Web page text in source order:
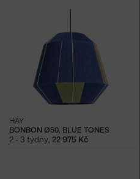
BONBON Ø50, BLUE TONES
HAY
2 - 3 týdny 22 975 Kč